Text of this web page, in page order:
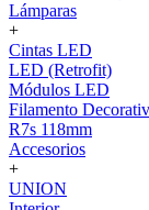
Lámparas
+
Cintas LED
LED (Retrofit)
Módulos LED
Filamento
R7s 118mm
Accesorios
+
UNION